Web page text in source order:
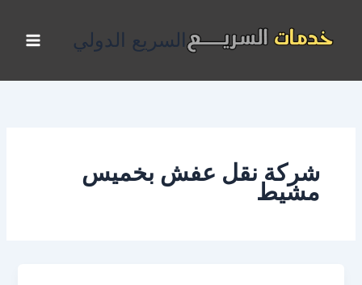
المحتوى
السريع الدولي
شركة نقل عفش بخميس
مشيط